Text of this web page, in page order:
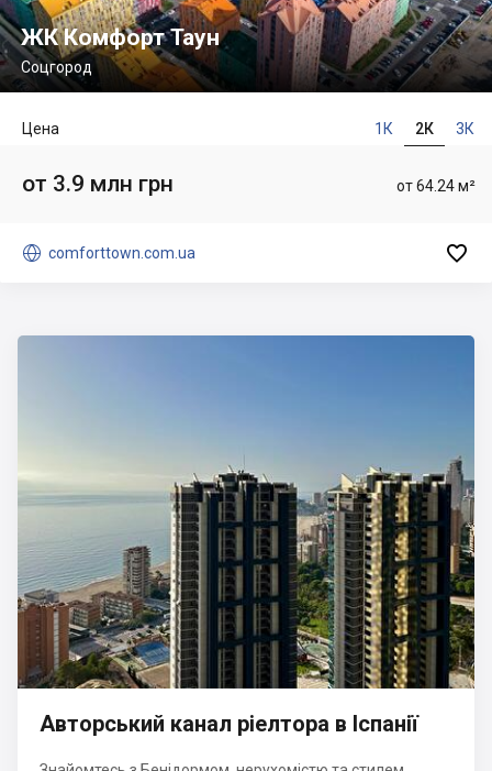
ЖК Комфорт Таун
Соцгород
1К 2К 3К
Цена
от 64.24 м²
от 3.9 млн грн
 comforttown.com.ua 
Авторський канал ріелтора в Іспанії